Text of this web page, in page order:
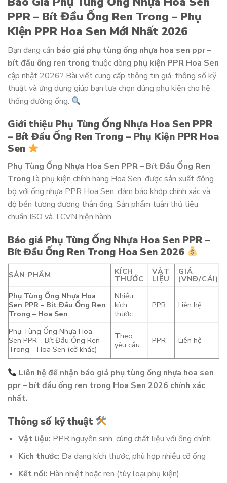
PPR – Bít Đầu Ống Ren Trong – Phụ
Kiện PPR Hoa Sen Mới Nhất 2026
Bạn đang cần báo giá phụ tùng ống nhựa hoa sen ppr –
bít đầu ống ren trong thuộc dòng phụ kiện PPR Hoa Sen
cập nhật 2026? Bài viết cung cấp thông tin giá, thông số kỹ
thuật và ứng dụng giúp bạn lựa chọn đúng phụ kiện cho hệ
thống đường ống.
Giới thiệu Phụ Tùng Ống Nhựa Hoa Sen PPR
– Bít Đầu Ống Ren Trong – Phụ Kiện PPR Hoa
Sen
Phụ Tùng Ống Nhựa Hoa Sen PPR – Bít Đầu Ống Ren
Trong là phụ kiện chính hãng Hoa Sen, được sản xuất đồng
bộ với ống nhựa PPR Hoa Sen, đảm bảo khớp chính xác và
độ bền tương đương thân ống. Sản phẩm tuân thủ tiêu
chuẩn ISO và TCVN hiện hành.
Báo giá Phụ Tùng Ống Nhựa Hoa Sen PPR –
Bít Đầu Ống Ren Trong Hoa Sen 2026
SẢN PHẨM KÍCH
THƯỚC
VẬT
LIỆU
GIÁ
(VNĐ/CÁI)
Phụ Tùng Ống Nhựa Hoa
Sen PPR – Bít Đầu Ống Ren
Trong – Hoa Sen
Nhiều
kích
thước
PPR Liên hệ
Phụ Tùng Ống Nhựa Hoa
Sen PPR – Bít Đầu Ống Ren
Trong – Hoa Sen (cỡ khác)
Theo
yêu cầu
PPR Liên hệ
Liên hệ để nhận báo giá phụ tùng ống nhựa hoa sen
ppr – bít đầu ống ren trong Hoa Sen 2026 chính xác
nhất.
Thông số kỹ thuật
Vật liệu: PPR nguyên sinh, cùng chất liệu với ống chính
Kích thước: Đa dạng kích thước, phù hợp nhiều cỡ ống
Kết nối: Hàn nhiệt hoặc ren (tùy loại phụ kiện)